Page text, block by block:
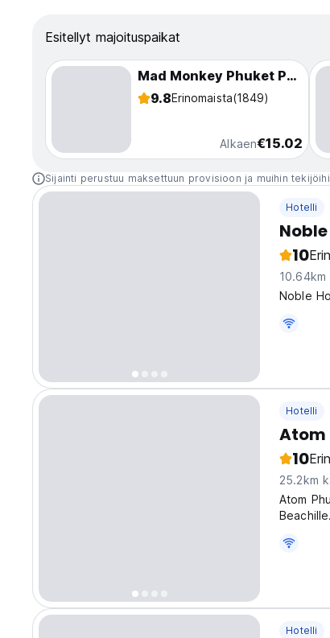
Esitellyt majoituspaikat
Mad Monkey Phuket Patong Beach
9.8Erinomaista(1849)
Alkaen€15.02
Sijainti perustuu maksettuun provisioon ja muihin
Hotelli
10
Noble
Hotelli
Atom
10
25.2km
Atom
Beachille.
Hotelli